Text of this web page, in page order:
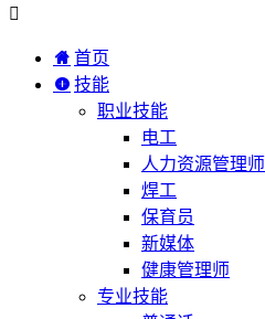

首页
技能
职业技能
电工
人力资源管理师
焊工
保育员
新媒体
健康管理师
专业技能